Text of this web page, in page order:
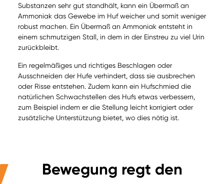
Substanzen sehr gut standhält, kann ein Übermaß an
Ammoniak das Gewebe im Huf weicher und somit weniger
robust machen. Ein Übermaß an Ammoniak entsteht in
einem schmutzigen Stall, in dem in der Einstreu zu viel Urin
zurückbleibt.
Ein regelmäßiges und richtiges Beschlagen oder
Ausschneiden der Hufe verhindert, dass sie ausbrechen
oder Risse entstehen. Zudem kann ein Hufschmied die
natürlichen Schwachstellen des Hufs etwas verbessern,
zum Beispiel indem er die Stellung leicht korrigiert oder
zusätzliche Unterstützung bietet, wo dies nötig ist.
Bewegung regt den